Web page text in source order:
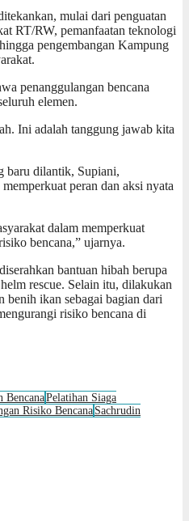
mulai dari penguatan
RT/RW, pemanfaatan teknologi
pengembangan Kampung
penanggulangan bencana
elemen.
Ini adalah tanggung jawab kita
baru dilantik, Supiani,
peran dan aksi nyata
dalam memperkuat
bencana,” ujarnya.
bantuan hibah berupa
rescue. Selain itu, dilakukan
benih ikan sebagai bagian dari
risiko bencana di
BencanaPelatihan Siaga
Risiko Bencana Sachrudin